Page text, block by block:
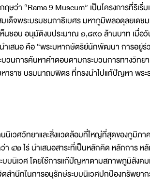
ว่า “Rama 9 Museum” เป็นโครงการที่ริเริ่
เด็จพระบรมชนกาธิเบศร มหาภูมิพลอดุลยเด
นชอบ อนุมัติงบประมาณ ๑,๘๙๐ ล้านบาท เมื่
ำเสนอ คือ “พระมหากษัตริย์นักพัฒนา การอยู่ร่
บวนการค้นหาคำตอบตามกระบวนการทางวิทย
าราช บรมนาถบพิตร ที่ทรงนำไปแก้ปัญหา พร
เวศวิทยาและสิ่งแวดล้อมที่ใหญ่ที่สุดของภูมิภาค
๔๒ ไร่ นําเสนอสาระที่เป็นหลักคิด หลักการ ห
บบนิเวศ โดยใช้การแก้ปัญหาตามสภาพภูมิสังค
สํานึกในการอนุรักษ์ระบบนิเวศปกป้องทรัพยา